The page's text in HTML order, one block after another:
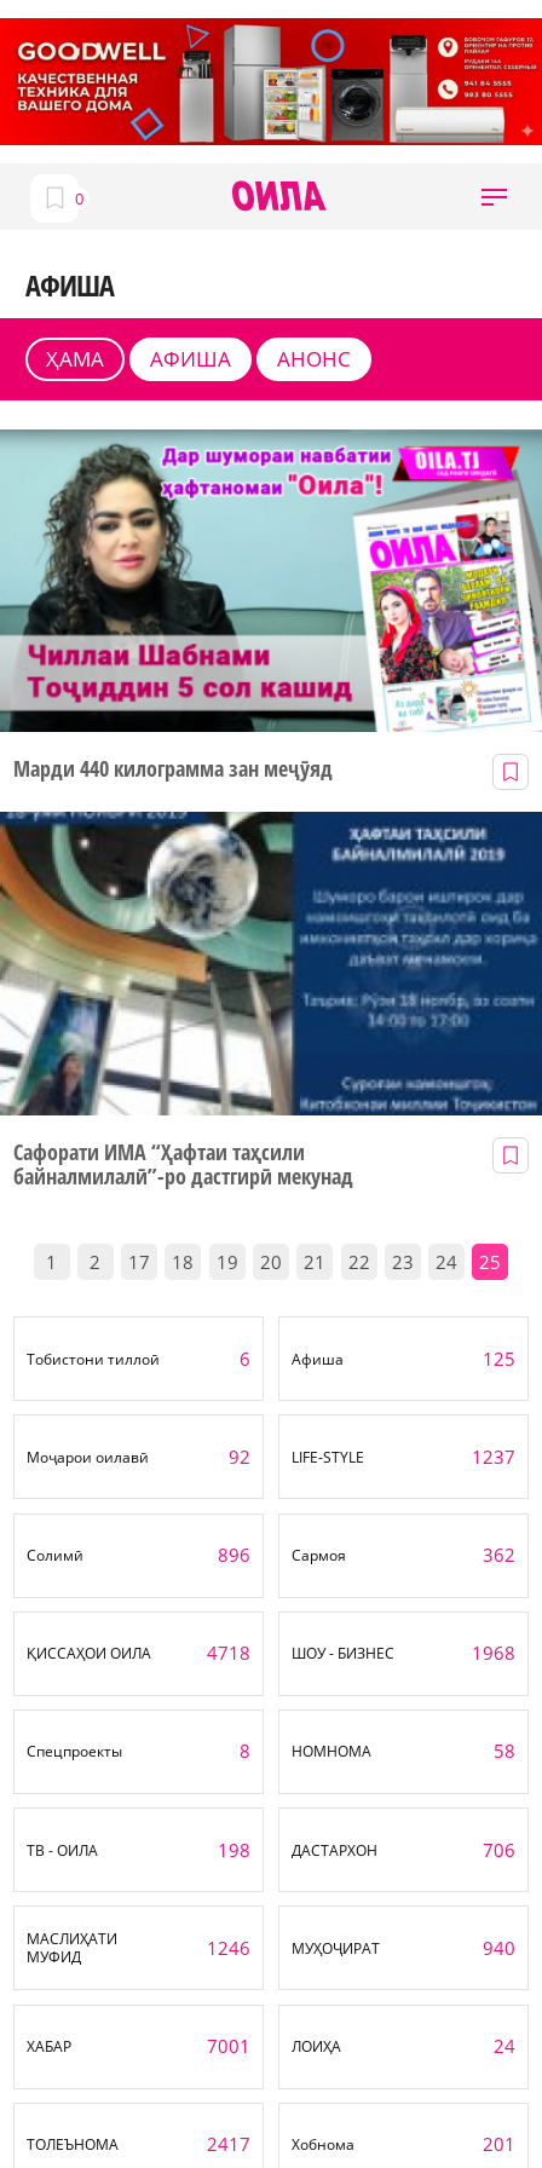
АФИША
ҲАМА АФИША АНОНС
Марди 440 килограмма зан меҷӯяд
Сафорати ИМА “Ҳафтаи таҳсили
байналмилалӣ”-ро дастгирӣ мекунад
1 2 17 18 19 20 21 22 23 24 25
Тобистони тиллоӣ 6 Афиша 125
Моҷарои оилавӣ 92 LIFE-STYLE 1237
Солимӣ 896 Сармоя 362
ҚИССАҲОИ ОИЛА 4718 ШОУ - БИЗНЕС 1968
Спецпроекты 8 НОМНОМА 58
ТВ - ОИЛА 198 ДАСТАРХОН 706
МАСЛИҲАТИ
МУФИД
1246 МУҲОҶИРАТ 940
ХАБАР 7001 ЛОИҲА 24
ТОЛЕЪНОМА 2417 Хобнома 201